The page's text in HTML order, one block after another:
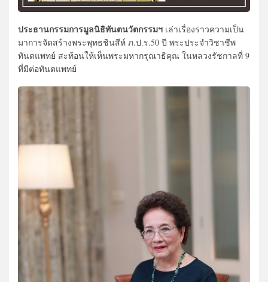
ประธานกรรมการมูลนิธิทันตนวัตกรรมฯ เล่าเรื่องราวความเป็น
มาการจัดสร้างพระพุทธชินสีห์ ภ.ป.ร.50 ปี พระประจำวิชาชีพ
ทันตแพทย์ สะท้อนให้เห็นพระมหากรุณาธิคุณ ในหลวงรัชกาลที่ 9
ที่มีต่อทันตแพทย์